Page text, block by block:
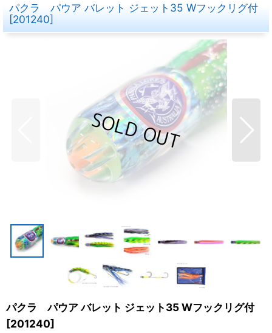
パクラ パウア バレット ジェット35 Wフックリグ付
[201240]
パクラ パウア バレット ジェット35 Wフックリグ付
[201240]